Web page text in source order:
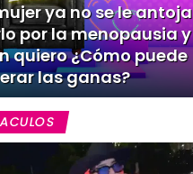
ya no se le antoja
por la menopausia y
quiero ¿Cómo puede
las ganas?